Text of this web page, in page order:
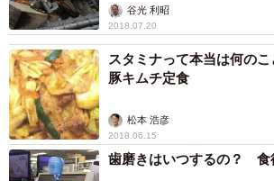
谷光 利昭
2018.07.20
スタミナって本当は何の
豚キムチ定食
松本 浩彦
2018.06.15
歯磨きはいつするの？ 食